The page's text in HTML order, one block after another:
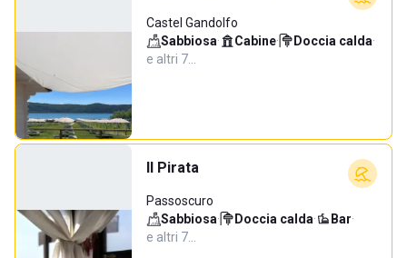
Castel Gandolfo
Sabbiosa· Cabine· Doccia calda·
e altri 7…
Il Pirata
Passoscuro
Sabbiosa· Doccia calda· Bar·
e altri 7…